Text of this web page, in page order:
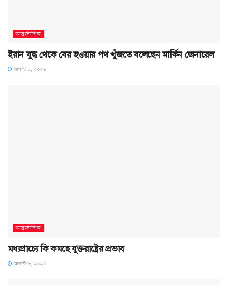
আন্তর্জাতিক
ইরান যুদ্ধ থেকে বের হওয়ার পথ খুঁজতে বলেছেন মার্কিন জেনারেল
আগস্ট ৮, ২০২৬
আন্তর্জাতিক
মধ্যপ্রাচ্যে কি কমছে যুক্তরাষ্ট্রের প্রভাব
আগস্ট ৮, ২০২৬